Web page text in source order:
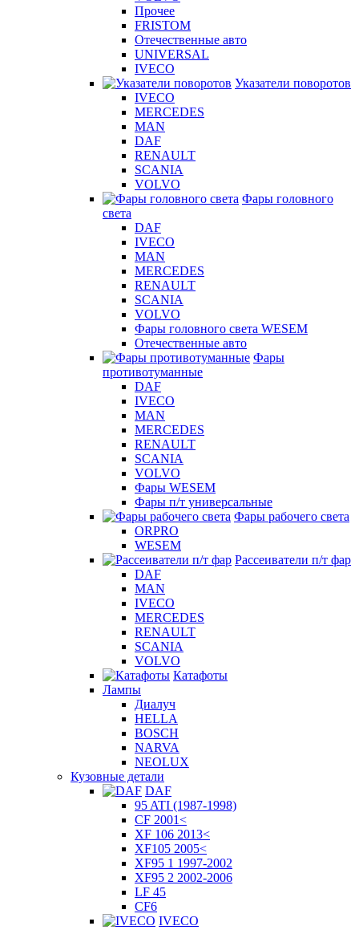
Прочее
FRISTOM
Отечественные авто
UNIVERSAL
IVECO
Указатели поворотов
IVECO
MERCEDES
MAN
DAF
RENAULT
SCANIA
VOLVO
Фары головного
света
DAF
IVECO
MAN
MERCEDES
RENAULT
SCANIA
VOLVO
Фары головного света WESEM
Отечественные авто
Фары
противотуманные
DAF
IVECO
MAN
MERCEDES
RENAULT
SCANIA
VOLVO
Фары WESEM
Фары п/т универсальные
Фары рабочего света
ORPRO
WESEM
Рассеиватели п/т фар
DAF
MAN
IVECO
MERCEDES
RENAULT
SCANIA
VOLVO
Катафоты
Лампы
Диалуч
HELLA
BOSCH
NARVA
NEOLUX
Кузовные детали
DAF
95 ATI (1987-1998)
CF 2001<
XF 106 2013<
XF105 2005<
XF95 1 1997-2002
XF95 2 2002-2006
LF 45
CF6
IVECO